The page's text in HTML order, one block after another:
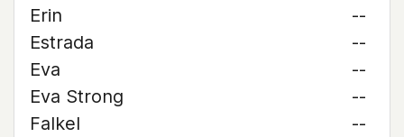
Erin
--
Estrada
--
Eva
--
Eva Strong
--
Falkel
--